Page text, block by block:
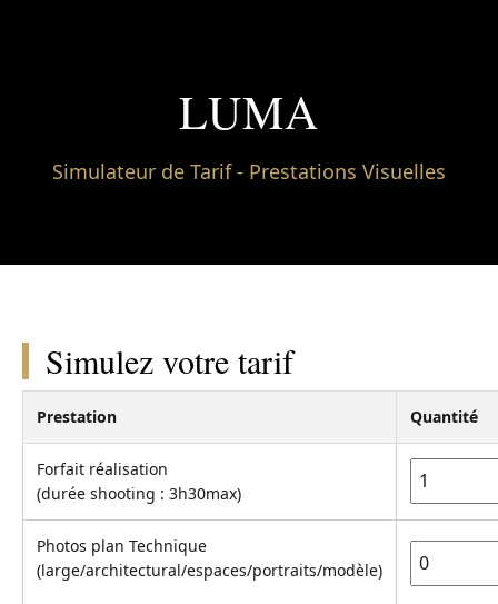
LUMA
Simulateur de Tarif - Prestations Visuelles
Simulez votre tarif
Prestation Quantité
Forfait réalisation
(durée shooting : 3h30max)
Photos plan Technique
(large/architectural/espaces/portraits/modèle)